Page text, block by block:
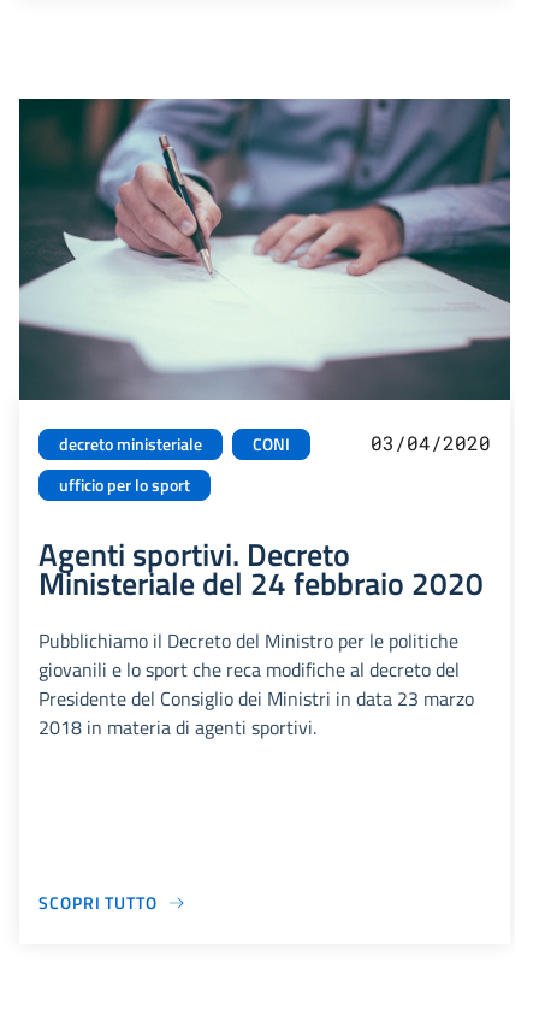
decreto ministeriale
CONI
ufficio per lo sport
03/04/2020
Agenti sportivi. Decreto
Ministeriale del 24 febbraio 2020
Pubblichiamo il Decreto del Ministro per le politiche
giovanili e lo sport che reca modifiche al decreto del
Presidente del Consiglio dei Ministri in data 23 marzo
2018 in materia di agenti sportivi.
SCOPRI TUTTO